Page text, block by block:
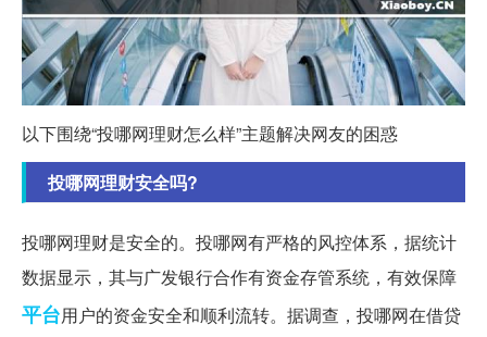
以下围绕“投哪网理财怎么样”主题解决网友的困惑
投哪网理财安全吗?
投哪网理财是安全的。投哪网有严格的风控体系，据统计
数据显示，其与广发银行合作有资金存管系统，有效保障
平台用户的资金安全和顺利流转。据调查，投哪网在借贷